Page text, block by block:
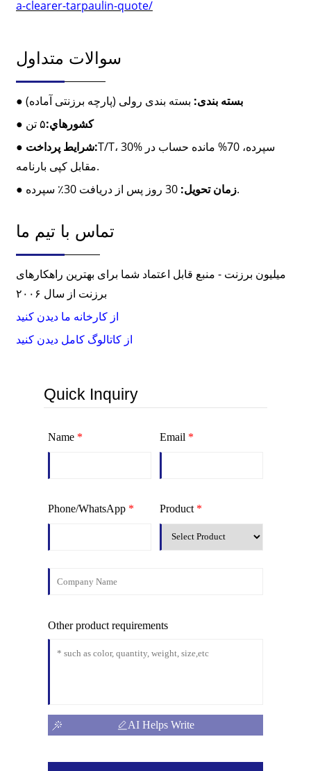
a-clearer-tarpaulin-quote/
سوالات متداول
● بسته بندی: بسته بندی رولی (پارچه برزنتی آماده)
●
کشورهاي:۵ تن
●
شرایط پرداخت:T/T، 30% سپرده، 70% مانده حساب در
مقابل کپی بارنامه.
●
زمان تحویل:30 روز پس از دریافت 30٪ سپرده.
تماس با تیم ما
میلیون برزنت - منبع قابل اعتماد شما برای بهترین راهکارهای
برزنت از سال ۲۰۰۶
از کارخانه ما دیدن کنید
از کاتالوگ کامل دیدن کنید
Quick Inquiry
Name * Email *
Phone/WhatsApp * Product *
Other product requirements
AI Helps Write